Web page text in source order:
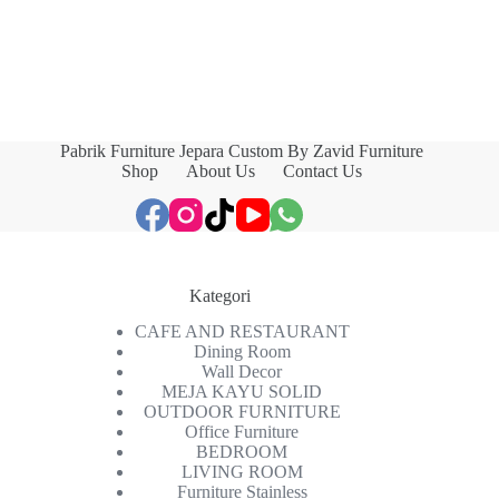
Pabrik Furniture Jepara Custom By Zavid Furniture
Shop
About Us Contact Us
Kategori
CAFE AND RESTAURANT
Dining Room
Wall Decor
MEJA KAYU SOLID
OUTDOOR FURNITURE
Office Furniture
BEDROOM
LIVING ROOM
Furniture Stainless